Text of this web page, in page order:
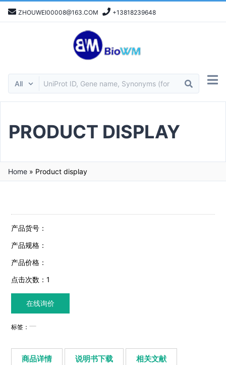
ZHOUWEI00008@163.COM +13818239648
PRODUCT DISPLAY
Home » Product display
产品货号：
产品规格：
产品价格：
点击次数：1
在线询价
标签：
商品详情 说明书下载 相关文献